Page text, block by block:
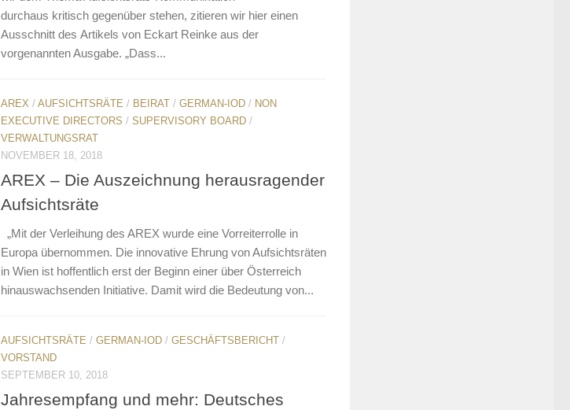
durchaus kritisch gegenüber stehen, zitieren wir hier einen
Ausschnitt des Artikels von Eckart Reinke aus der
vorgenannten Ausgabe. „Dass...
AREX / AUFSICHTSRÄTE / BEIRAT / GERMAN-IOD / NON
EXECUTIVE DIRECTORS / SUPERVISORY BOARD /
VERWALTUNGSRAT
NOVEMBER 18, 2018
AREX – Die Auszeichnung herausragender
Aufsichtsräte
„Mit der Verleihung des AREX wurde eine Vorreiterrolle in
Europa übernommen. Die innovative Ehrung von Aufsichtsräten
in Wien ist hoffentlich erst der Beginn einer über Österreich
hinauswachsenden Initiative. Damit wird die Bedeutung von...
AUFSICHTSRÄTE / GERMAN-IOD / GESCHÄFTSBERICHT /
VORSTAND
SEPTEMBER 10, 2018
Jahresempfang und mehr: Deutsches